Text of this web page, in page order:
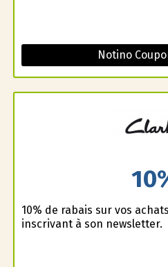
Notino
10% de rabais sur vos
inscrivant à son newsletter.